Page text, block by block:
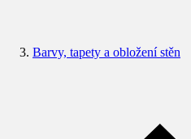
Barvy, tapety a obložení stěn